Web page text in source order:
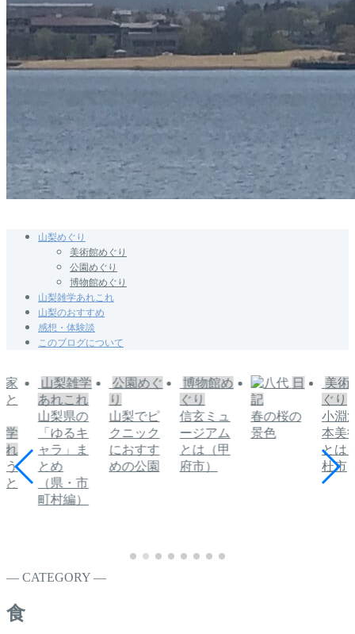
山梨めぐり
美術館めぐり
公園めぐり
博物館めぐり
山梨雑学あれこれ
山梨のおすすめ
感想・体験談
このブログについて
学
れ
キ
ま
市
公園めぐ
り
山梨でピ
クニック
におすす
めの公園
博物館め
ぐり
信玄ミュ
ージアム
とは（甲
府市）
日
記
春の桜の
景色
美術館め
ぐり
小淵沢絵
本美術館
山梨
あれ
四尾
の由
石碑
― CATEGORY ―
食